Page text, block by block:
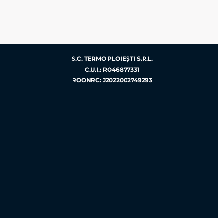
S.C. TERMO PLOIEŞTI S.R.L.
C.U.I.: RO46877331
ROONRC: J2022002749293